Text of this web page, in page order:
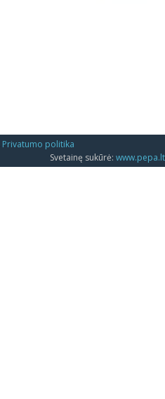
Privatumo politika
Svetainę sukūrė: www.pepa.lt